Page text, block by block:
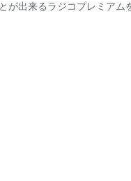
出来るラジコプレミアム